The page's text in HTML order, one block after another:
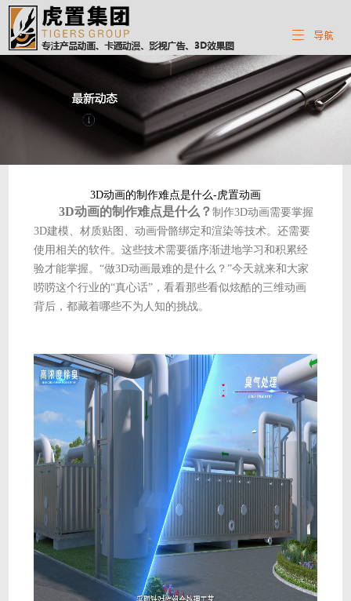
3D动画的制作难点是什么-虎置动画
3D动画的制作难点是什么？制作3D动画需要掌握
3D建模、材质贴图、动画骨骼绑定和渲染等技术。还需要
使用相关的软件。这些技术需要循序渐进地学习和积累经
验才能掌握。“做3D动画最难的是什么？”今天就来和大家
唠唠这个行业的“真心话”，看看那些看似炫酷的三维动画
背后，都藏着哪些不为人知的挑战。